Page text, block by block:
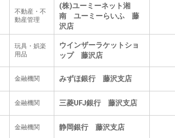
不動産・不
動産管理
(株)ユーミーネット湘
南 ユーミーらいふ 藤
沢店
玩具・娯楽
用品
ウインザーラケットショ
ップ 藤沢店
金融機関 みずほ銀行 藤沢支店
金融機関 三菱UFJ銀行 藤沢支店
金融機関 静岡銀行 藤沢支店